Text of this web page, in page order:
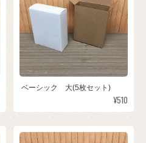
ベーシック 大(5枚セット)
¥510